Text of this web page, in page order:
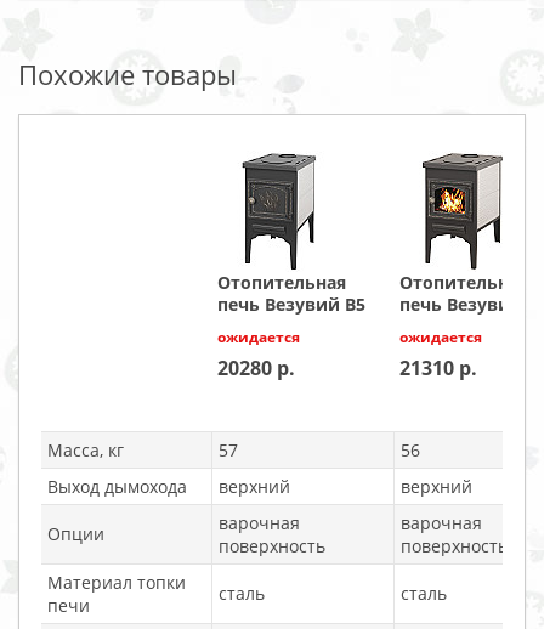
Похожие товары
Отопительная
печь Везувий В5
ожидается
20280
Отопительная
печь Везувий
ожидается
21310
Масса, кг 57
56
Выход дымохода
верхний верхний
Опции
варочная
поверхность
варочная
поверхность
Материал топки
печи
сталь сталь